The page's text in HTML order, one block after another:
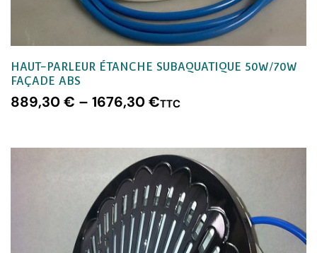
HAUT-PARLEUR ÉTANCHE SUBAQUATIQUE 50W/70W
FAÇADE ABS
889,30€ – 1676,30€TTC